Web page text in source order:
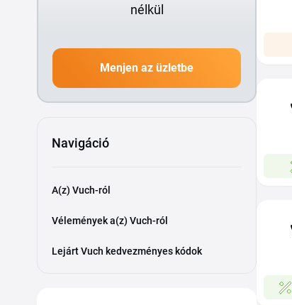
nélkül
Menjen az üzletbe
Navigáció
A(z) Vuch-ról
Vélemények a(z) Vuch-ról
Lejárt Vuch kedvezményes kódok